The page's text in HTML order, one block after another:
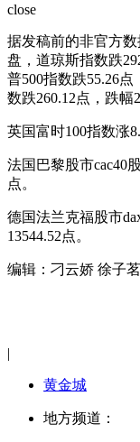
close
据发稿前的非官方
盘，道琼斯指数跌
普500指数跌55.26
数跌260.12点，跌幅
英国富时100指数涨
法国巴黎股市cac40
点。
德国法兰克福股市
13544.52点。
编辑：刁云娇 徐子
|
黄金城
地方频道：